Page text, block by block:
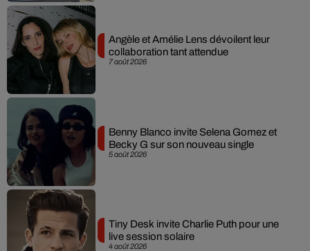
7 août 2026
Angèle et Amélie Lens dévoilent leur
collaboration tant attendue
5 août 2026
Benny Blanco invite Selena Gomez et
Becky G sur son nouveau single
4 août 2026
Tiny Desk invite Charlie Puth pour une
live session solaire